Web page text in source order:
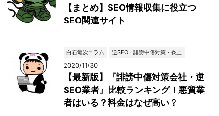
【まとめ】SEO情報収集に役立つ
SEO関連サイト
白石竜次コラム 逆SEO・誹謗中傷対策・炎上
2020/11/30
【最新版】『誹謗中傷対策会社・逆
SEO業者』比較ランキング！悪質業
者はいる？料金はなぜ高い？